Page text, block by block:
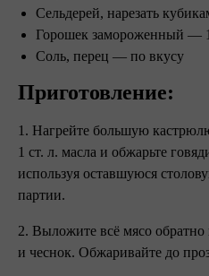
Сельдерей, нарезать
Горошек замороженный —
Соль, перец — по вкусу⠀
Приготовление:⠀
1. Нагрейте большую
1 ст. л. масла и обжарьте
используя оставшуюся
партии.
2. Выложите всё мясо
и чеснок. Обжаривайте до